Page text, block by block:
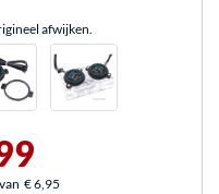
afwijken.
€ 6,95